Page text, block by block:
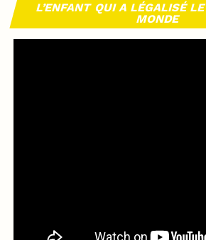
L’ENFANT QUI A LÉGALISÉ
MONDE